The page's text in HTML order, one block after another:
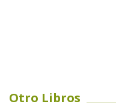
Otro Libros